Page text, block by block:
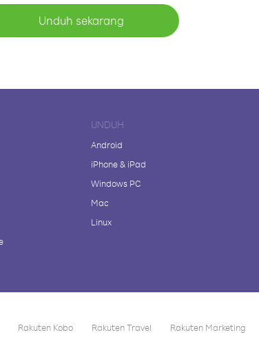
Unduh sekarang
UNDUH
Android
iPhone & iPad
Windows PC
Mac
Linux
Rakuten Kobo Rakuten Travel Rakuten Marketing